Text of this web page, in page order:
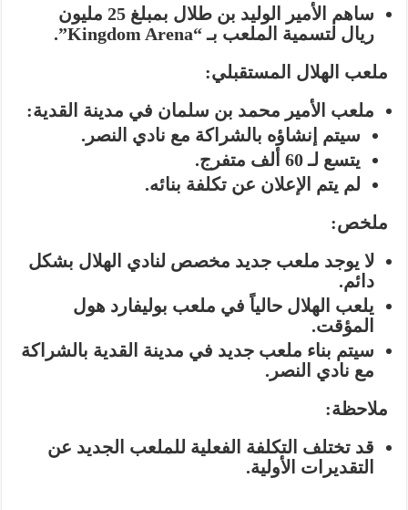
ساهم الأمير الوليد بن طلال بمبلغ 25 مليون
ريال لتسمية الملعب بـ “Kingdom Arena”.
ملعب الهلال المستقبلي:
ملعب الأمير محمد بن سلمان في مدينة القدية:
سيتم إنشاؤه بالشراكة مع نادي النصر.
يتسع لـ 60 ألف متفرج.
لم يتم الإعلان عن تكلفة بنائه.
ملخص:
لا يوجد ملعب جديد مخصص لنادي الهلال بشكل
دائم.
يلعب الهلال حالياً في ملعب بوليفارد هول
المؤقت.
سيتم بناء ملعب جديد في مدينة القدية بالشراكة
مع نادي النصر.
ملاحظة:
قد تختلف التكلفة الفعلية للملعب الجديد عن
التقديرات الأولية.